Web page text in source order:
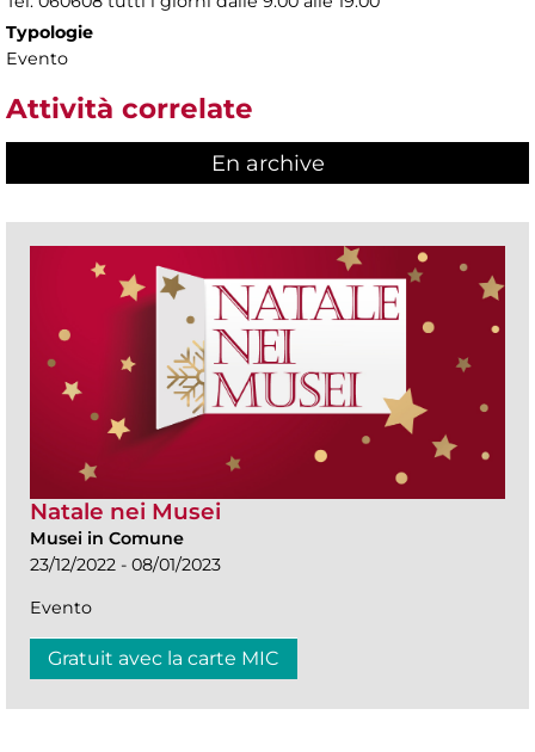
Typologie
Evento
Attività correlate
En archive
Natale nei Musei
Musei in Comune
23/12/2022 - 08/01/2023
Evento
Gratuit avec la carte MIC